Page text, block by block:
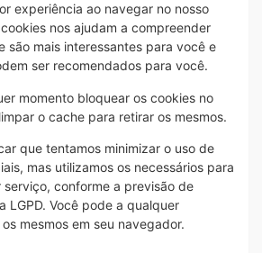
experiência ao navegar no nosso
nos ajudam a compreender
são mais interessantes para você e
ser recomendados para você.
momento bloquear os cookies no
o cache para retirar os mesmos.
que tentamos minimizar o uso de
mas utilizamos os necessários para
serviço, conforme a previsão de
LGPD. Você pode a qualquer
mesmos em seu navegador.